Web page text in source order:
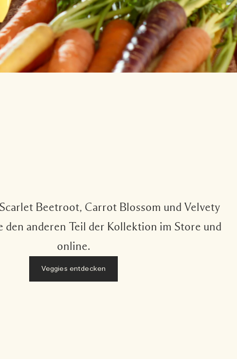
Beetroot, Carrot Blossom und Velvety
den anderen Teil der Kollektion im Store und
online.
Veggies entdecken